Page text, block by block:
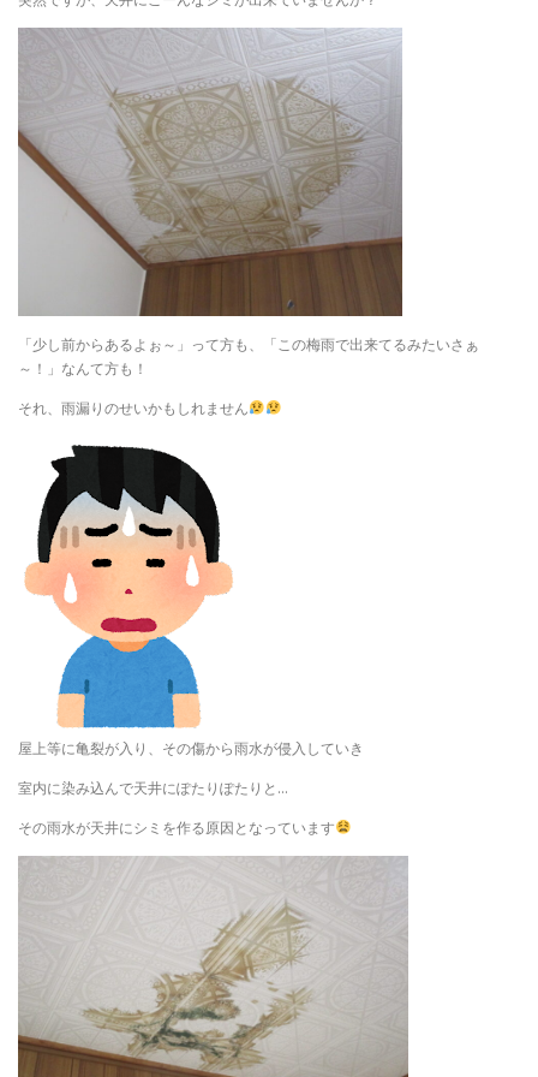
「少し前からあるよぉ～」って方も、「この梅雨で出来てるみたいさぁ
～！」なんて方も！
それ、雨漏りのせいかもしれません
屋上等に亀裂が入り、その傷から雨水が侵入していき
室内に染み込んで天井にぽたりぽたりと…
その雨水が天井にシミを作る原因となっています